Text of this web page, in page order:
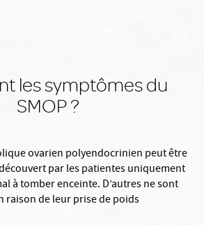
les symptômes du
SMOP ?
ovarien polyendocrinien peut être
par les patientes uniquement
à tomber enceinte. D’autres ne sont
raison de leur prise de poids